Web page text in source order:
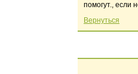
помогут., если
Вернуться